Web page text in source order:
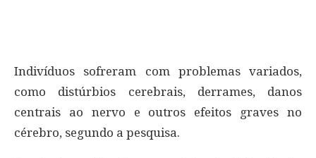
Indivíduos sofreram com problemas variados,
como distúrbios cerebrais, derrames, danos
centrais ao nervo e outros efeitos graves no
cérebro, segundo a pesquisa.